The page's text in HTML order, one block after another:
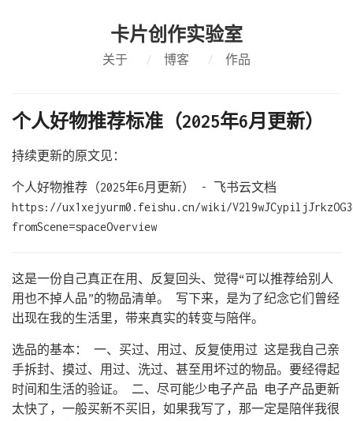
卡片创作实验室
关于 / 博客 / 作品
个人好物推荐标准（2025年6月更新）
持续更新的原文见：
‌⁤‌⁡‍⁣‍⁤‬⁤‬⁢⁣⁣⁣‍⁤⁤​‬‍ ⁢⁡‬​⁣⁤⁢‌​‬‬​‬ ⁡​⁡⁤ ‌‍⁣‍‌ 个人好物推荐（2025年6月更新） - 飞书云文档
https://ux1xejyurm0.feishu.cn/wiki/
fromScene=spaceOverview
这是一份自己真正在用、反复回头、觉得“可以推荐给别人
用也不掉人品”的物品清单。 写下来，是为了纪念它们曾经
出现在我的生活里，带来真实的转变与陪伴。
选品的基本： 一、买过、用过、反复使用过 这是我自己亲
手拆封、摸过、用过、洗过、甚至用坏过的物品。要经得起
时间和生活的验证。 二、尽可能少电子产品 电子产品更新
太快了，一般买新不买旧，如果我写了，那一定是陪伴我很